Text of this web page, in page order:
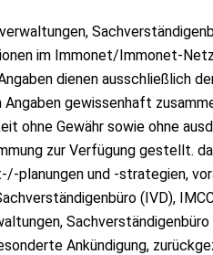
im Immonet/Immonet-
dienen ausschließlich
gewissenhaft
ohne Gewähr sowie ohne
zur Verfügung gestellt.
planungen und -strategien,
(IVD),
Ankündigung,